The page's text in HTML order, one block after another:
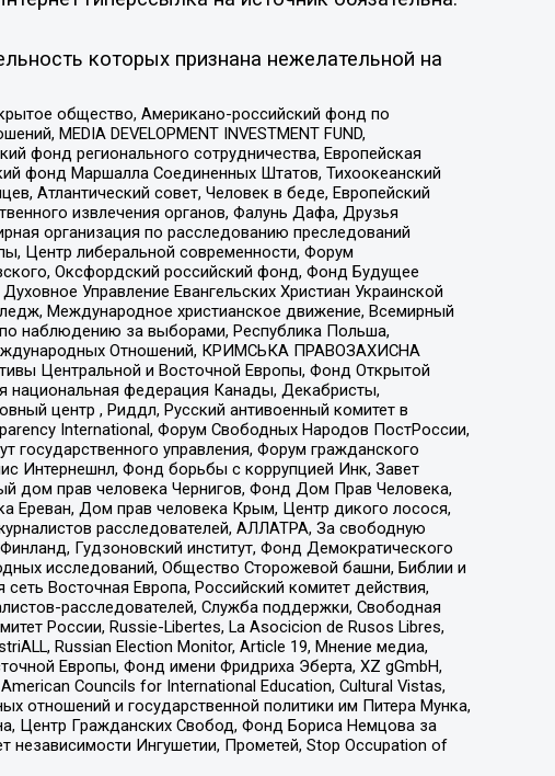
которых признана нежелательной на
общество, Американо-российский фонд по
MEDIA DEVELOPMENT INVESTMENT FUND,
фонд регионального сотрудничества, Европейская
фонд Маршалла Соединенных Штатов, Тихоокеанский
Атлантический совет, Человек в беде, Европейский
извлечения органов, Фалунь Дафа, Друзья
организация по расследованию преследований
Центр либеральной современности, Форум
Оксфордский российский фонд, Фонд Будущее
Управление Евангельских Христиан Украинской
Международное христианское движение, Всемирный
по наблюдению за выборами, Республика Польша,
Отношений, КРИМСЬКА ПРАВОЗАХИСНА
Центральной и Восточной Европы, Фонд Открытой
национальная федерация Канады, Декабристы,
центр , Риддл, Русский антивоенный комитет в
International, Форум Свободных Народов ПостРоссии,
государственного управления, Форум гражданского
Интернешнл, Фонд борьбы с коррупцией Инк, Завет
дом прав человека Чернигов, Фонд Дом Прав Человека,
Ереван, Дом прав человека Крым, Центр дикого лосося,
расследователей, АЛЛАТРА, За свободную
Гудзоновский институт, Фонд Демократического
исследований, Общество Сторожевой башни, Библии и
Восточная Европа, Российский комитет действия,
расследователей, Служба поддержки, Свободная
России, Russie-Libertes, La Asocicion de Rusos Libres,
Russian Election Monitor, Article 19, Мнение медиа,
Европы, Фонд имени Фридриха Эберта, XZ gGmbH,
Councils for International Education, Cultural Vistas,
отношений и государственной политики им Питера Мунка,
Центр Гражданских Свобод, Фонд Бориса Немцова за
независимости Ингушетии, Прометей, Stop Occupation of